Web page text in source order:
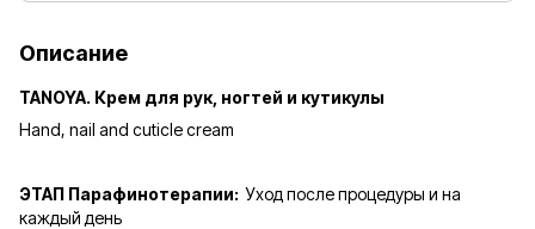
Описание
TANOYA. Крем для рук, ногтей и кутикулы
Hand, nail and cuticle cream
ЭТАП Парафинотерапии: Уход после процедуры и на
каждый день